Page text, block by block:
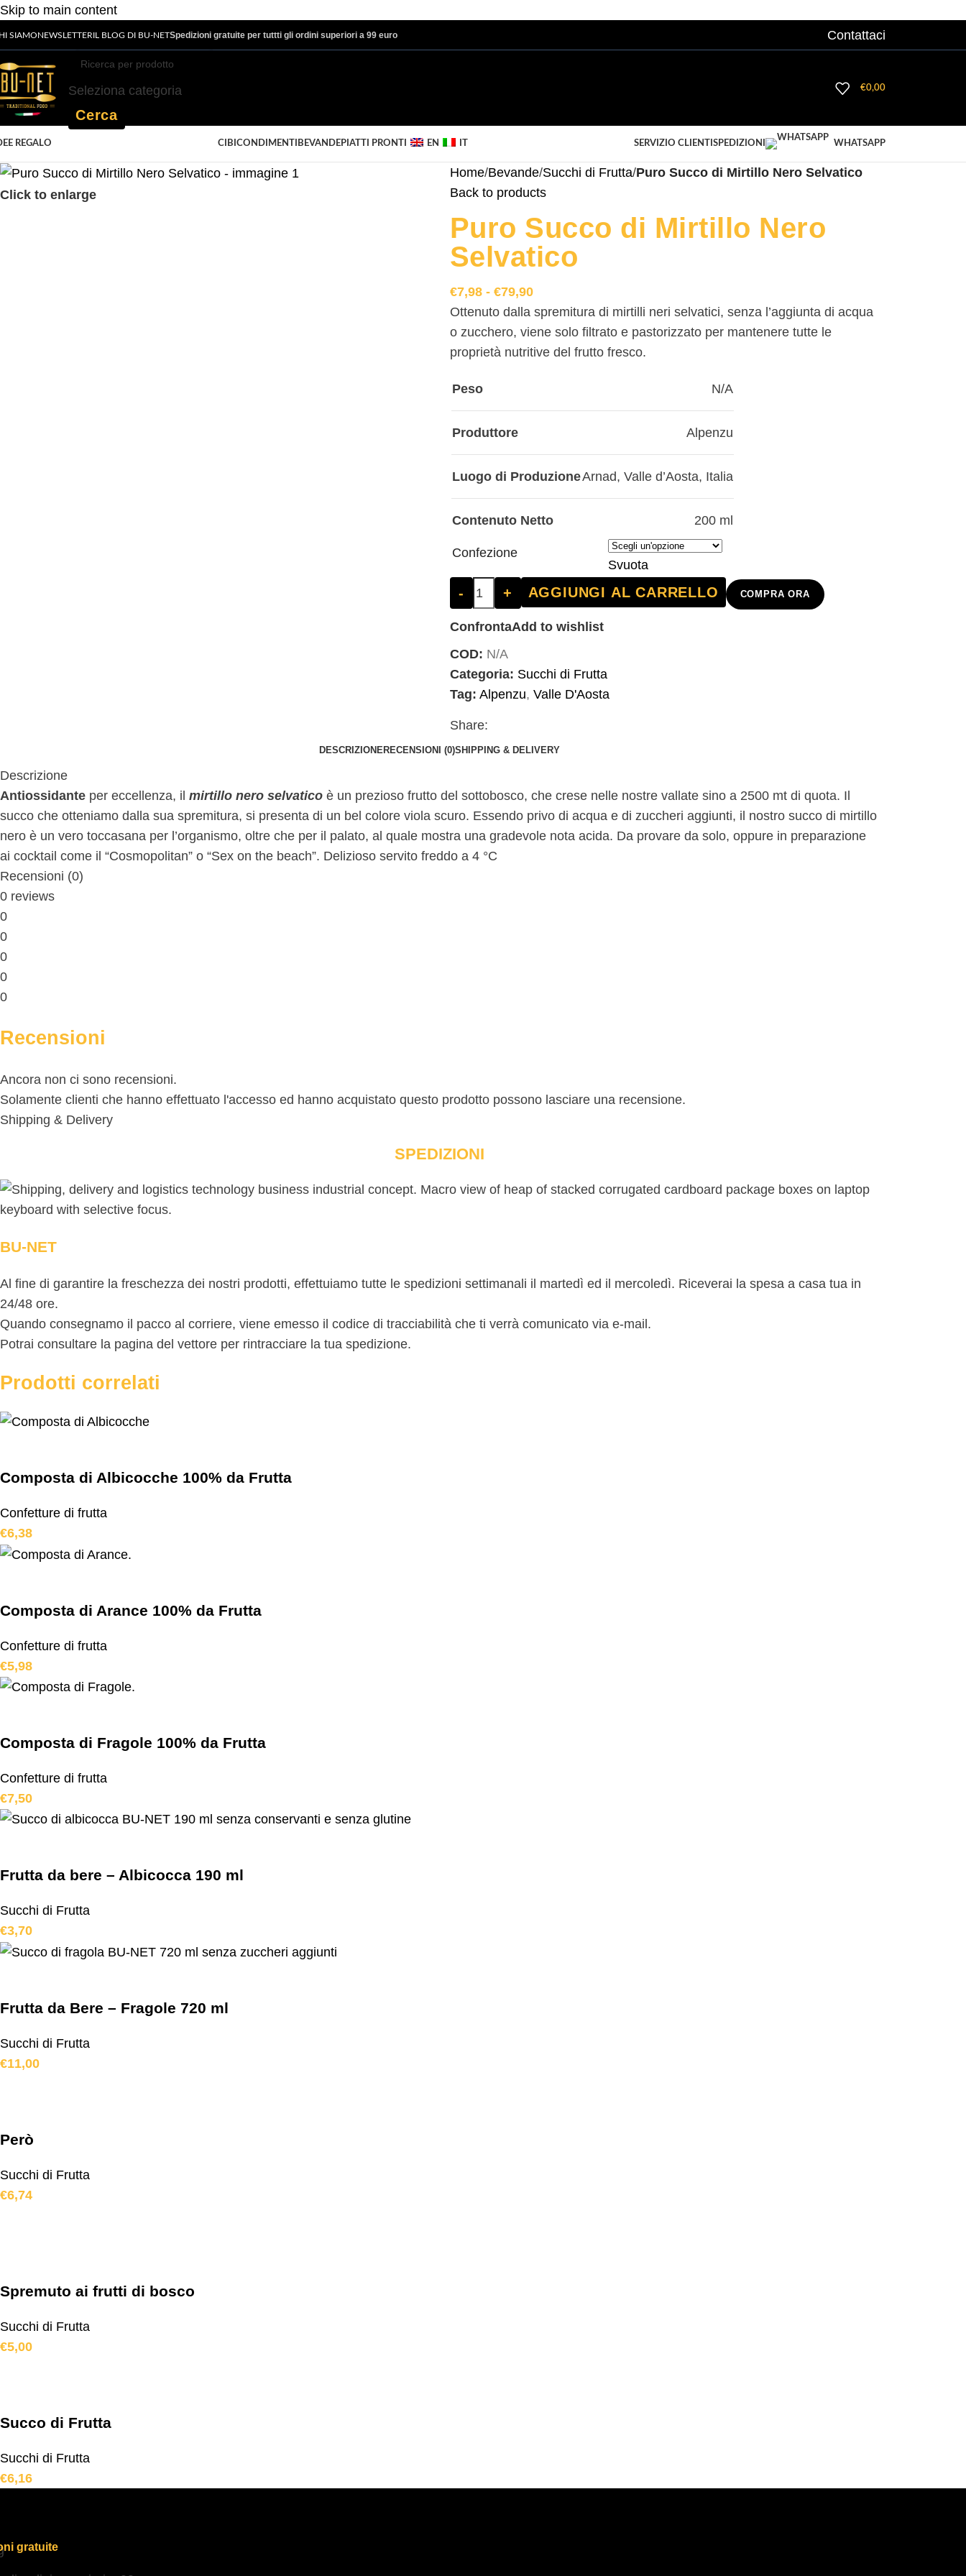
Skip to main content
SIAMONEWSLETTERIL BLOG DI BU-NETSpedizioni gratuite per tuttti gli ordini superiori a 99 euro Contattaci
Seleziona categoria
Cerca
€0,00
REGALO CIBI CONDIMENTI BEVANDEPIATTI PRONTI EN IT SERVIZIO CLIENTI SPEDIZIONI WHATSAPP
Click to enlarge
Home/Bevande/Succhi di Frutta/Puro Succo di Mirtillo Nero Selvatico
Back to products
Puro Succo di Mirtillo Nero
Selvatico
€7,98 - €79,90
Ottenuto dalla spremitura di mirtilli neri selvatici, senza l’aggiunta di acqua
o zucchero, viene solo filtrato e pastorizzato per mantenere tutte le
proprietà nutritive del frutto fresco.
Peso N/A
Produttore Alpenzu
Luogo di ProduzioneArnad, Valle d’Aosta, Italia
Contenuto Netto 200 ml
Confezione
Svuota
- + AGGIUNGI AL CARRELLO COMPRA ORA
ConfrontaAdd to wishlist
COD: N/A
Categoria: Succhi di Frutta
Tag: Alpenzu, Valle D'Aosta
Share:
DESCRIZIONERECENSIONI (0)SHIPPING & DELIVERY
Descrizione
Antiossidante per eccellenza, il mirtillo nero selvatico è un prezioso frutto del sottobosco, che crese nelle nostre vallate sino a 2500 mt di quota. Il
succo che otteniamo dalla sua spremitura, si presenta di un bel colore viola scuro. Essendo privo di acqua e di zuccheri aggiunti, il nostro succo di mirtillo
nero è un vero toccasana per l’organismo, oltre che per il palato, al quale mostra una gradevole nota acida. Da provare da solo, oppure in preparazione
ai cocktail come il “Cosmopolitan” o “Sex on the beach”. Delizioso servito freddo a 4 °C
Recensioni (0)
0 reviews
0
0
0
0
0
Recensioni
Ancora non ci sono recensioni.
Solamente clienti che hanno effettuato l'accesso ed hanno acquistato questo prodotto possono lasciare una recensione.
Shipping & Delivery
SPEDIZIONI
BU-NET
Al fine di garantire la freschezza dei nostri prodotti, effettuiamo tutte le spedizioni settimanali il martedì ed il mercoledì. Riceverai la spesa a casa tua in
24/48 ore.
Quando consegnamo il pacco al corriere, viene emesso il codice di tracciabilità che ti verrà comunicato via e-mail.
Potrai consultare la pagina del vettore per rintracciare la tua spedizione.
Prodotti correlati
Composta di Albicocche 100% da Frutta
Confetture di frutta
€6,38
Composta di Arance 100% da Frutta
Confetture di frutta
€5,98
Composta di Fragole 100% da Frutta
Confetture di frutta
€7,50
Frutta da bere – Albicocca 190 ml
Succhi di Frutta
€3,70
Frutta da Bere – Fragole 720 ml
Succhi di Frutta
€11,00
Però
Succhi di Frutta
€6,74
Spremuto ai frutti di bosco
Succhi di Frutta
€5,00
Succo di Frutta
Succhi di Frutta
€6,16
gratuite